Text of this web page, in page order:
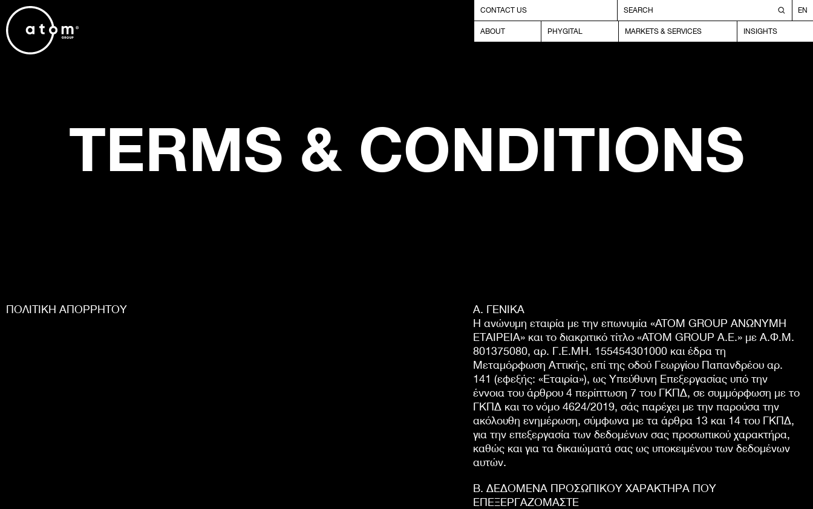
CONTACT US EN
ABOUT PHYGITAL MARKETS & SERVICES INSIGHTS
TERMS & CONDITIONS
ΠΟΛΙΤΙΚΗ ΑΠΟΡΡΗΤΟΥ
Α. ΓΕΝΙΚΑ
Η ανώνυμη εταιρία με την επωνυμία «ATOM GROUP ΑΝΩΝΥΜΗ
ΕΤΑΙΡΕΙΑ» και το διακριτικό τίτλο «ATOM GROUP Α.Ε.» με Α.Φ.Μ.
801375080, αρ. Γ.Ε.ΜΗ. 155454301000 και έδρα τη
Μεταμόρφωση Αττικής, επί της οδού Γεωργίου Παπανδρέου αρ.
141 (εφεξής: «Εταιρία»), ως Υπεύθυνη Επεξεργασίας υπό την
έννοια του άρθρου 4 περίπτωση 7 του ΓΚΠΔ, σε συμμόρφωση με το
ΓΚΠΔ και το νόμο 4624/2019, σάς παρέχει με την παρούσα την
ακόλουθη ενημέρωση, σύμφωνα με τα άρθρα 13 και 14 του ΓΚΠΔ,
για την επεξεργασία των δεδομένων σας προσωπικού χαρακτήρα,
καθώς και για τα δικαιώματά σας ως υποκειμένου των δεδομένων
αυτών.
Β. ΔΕΔΟΜΕΝΑ ΠΡΟΣΩΠΙΚΟΥ ΧΑΡΑΚΤΗΡΑ ΠΟΥ
ΕΠΕΞΕΡΓΑΖΟΜΑΣΤΕ